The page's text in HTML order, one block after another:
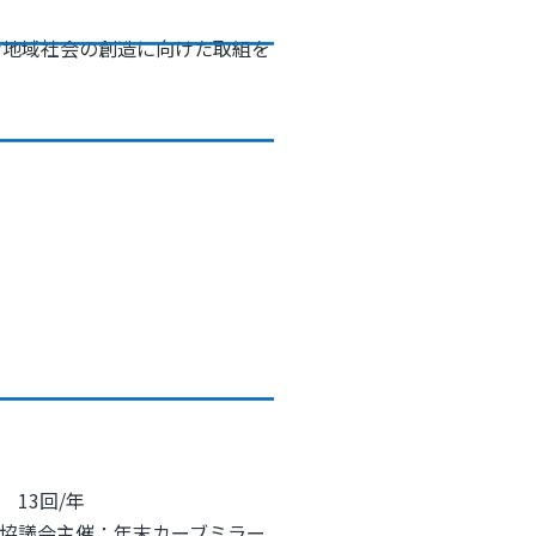
域社会の創造に向けた取組を
13回/年